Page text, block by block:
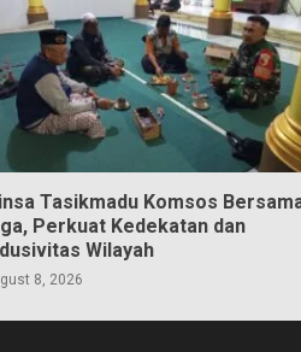
Tasikmadu Komsos
Perkuat Kedekatan dan
Wilayah
8, 2026